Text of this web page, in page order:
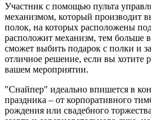
Участник с помощью пульта
механизмом, который производит
полок, на которых расположены
расположит механизм, тем больше
сможет выбить подарок с полки и
отличное решение, если вы хотите
вашем мероприятии.
"Снайпер" идеально впишется в
праздника – от корпоративного
рождения или свадебного